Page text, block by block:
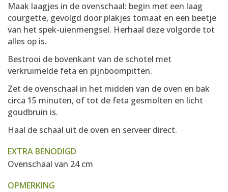
Maak laagjes in de ovenschaal: begin met een laag
courgette, gevolgd door plakjes tomaat en een beetje
van het spek-uienmengsel. Herhaal deze volgorde tot
alles op is.
Bestrooi de bovenkant van de schotel met
verkruimelde feta en pijnboompitten.
Zet de ovenschaal in het midden van de oven en bak
circa 15 minuten, of tot de feta gesmolten en licht
goudbruin is.
Haal de schaal uit de oven en serveer direct.
EXTRA BENODIGD
Ovenschaal van 24 cm
OPMERKING